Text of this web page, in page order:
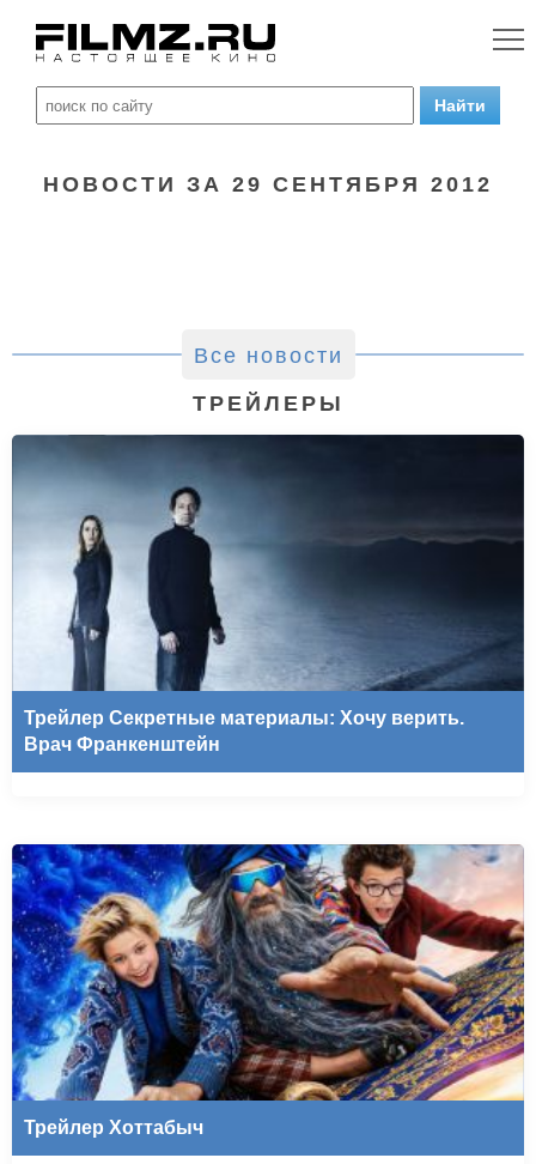
НОВОСТИ ЗА 29 СЕНТЯБРЯ 2012
Все новости
ТРЕЙЛЕРЫ
Трейлер Секретные материалы: Хочу верить.
Врач Франкенштейн
Трейлер Хоттабыч